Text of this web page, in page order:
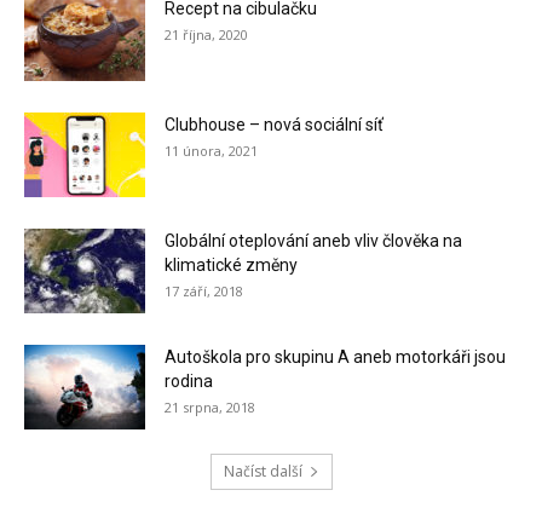
Recept na cibulačku
21 října, 2020
Clubhouse – nová sociální síť
11 února, 2021
Globální oteplování aneb vliv člověka na
klimatické změny
17 září, 2018
Autoškola pro skupinu A aneb motorkáři jsou
rodina
21 srpna, 2018
Načíst další